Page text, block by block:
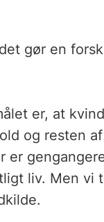
gør en
er, at
og resten
er
liv. Men vi